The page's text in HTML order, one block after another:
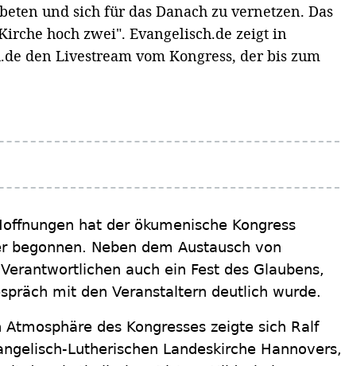
und sich für das Danach zu vernetzen. Das
hoch zwei". Evangelisch.de zeigt in
den Livestream vom Kongress, der bis zum
hat der ökumenische Kongress
begonnen. Neben dem Austausch von
auch ein Fest des Glaubens,
mit den Veranstaltern deutlich wurde.
des Kongresses zeigte sich Ralf
Lutherischen Landeskirche Hannovers,